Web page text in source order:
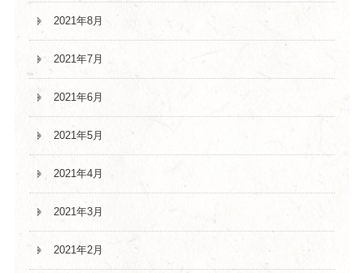
2021年8月
2021年7月
2021年6月
2021年5月
2021年4月
2021年3月
2021年2月